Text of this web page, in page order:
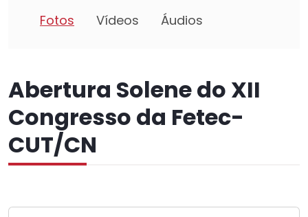
Fotos Vídeos Áudios
Abertura Solene do XII
Congresso da Fetec-
CUT/CN